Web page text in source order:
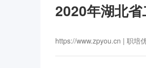
2020年湖北
https://www.zpyou.cn | 职培